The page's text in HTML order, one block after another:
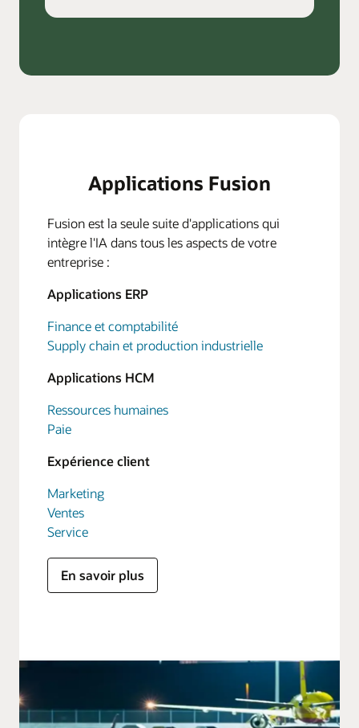
Applications Fusion
Fusion est la seule suite d'applications qui
intègre l'IA dans tous les aspects de votre
entreprise :
Applications ERP
Finance et comptabilité
Supply chain et production industrielle
Applications HCM
Ressources humaines
Paie
Expérience client
Marketing
Ventes
Service
En savoir plus